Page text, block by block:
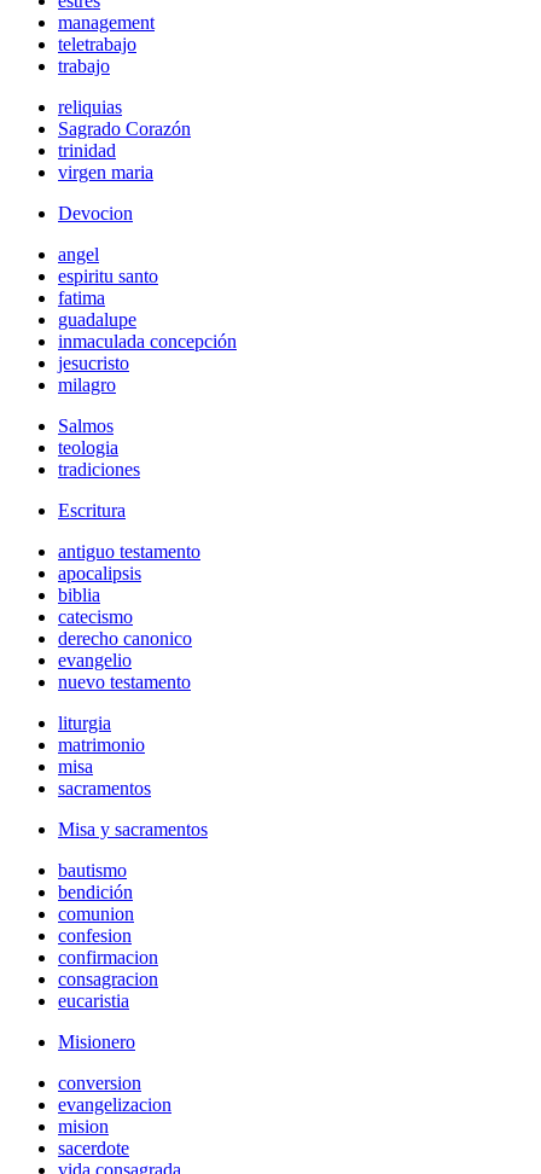
management
teletrabajo
trabajo
reliquias
Sagrado Corazón
trinidad
virgen maria
Devocion
angel
espiritu santo
fatima
guadalupe
inmaculada concepción
jesucristo
milagro
Salmos
teologia
tradiciones
Escritura
antiguo testamento
apocalipsis
biblia
catecismo
derecho canonico
evangelio
nuevo testamento
liturgia
matrimonio
misa
sacramentos
Misa y sacramentos
bautismo
bendición
comunion
confesion
confirmacion
consagracion
eucaristia
Misionero
conversion
evangelizacion
mision
sacerdote
vida consagrada